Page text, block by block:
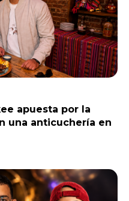
apuesta por la
una anticuchería en